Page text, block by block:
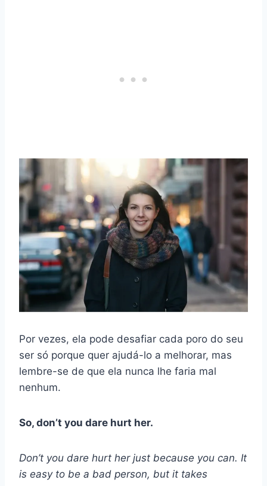
Por vezes, ela pode desafiar cada poro do seu
ser só porque quer ajudá-lo a melhorar, mas
lembre-se de que ela nunca lhe faria mal
nenhum.
So, don’t you dare hurt her.
Don’t you dare hurt her just because you can. It
is easy to be a bad person, but it takes